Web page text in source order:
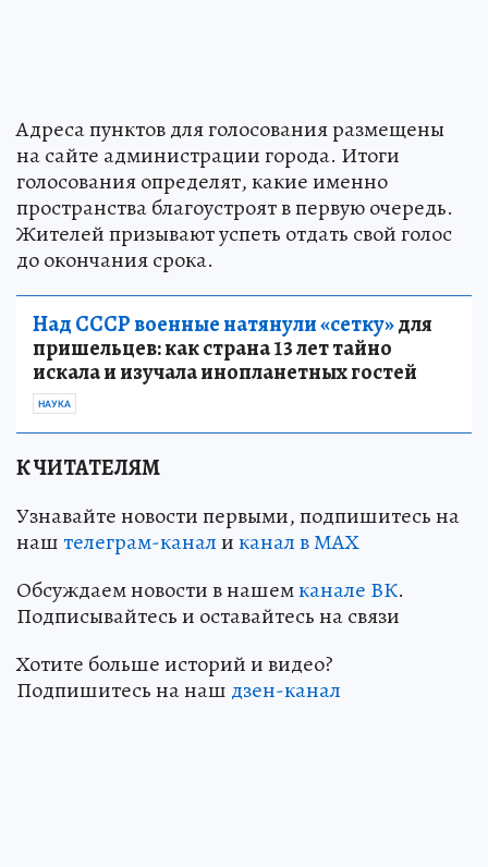
Адреса пунктов для голосования размещены
на сайте администрации города. Итоги
голосования определят, какие именно
пространства благоустроят в первую очередь.
Жителей призывают успеть отдать свой голос
до окончания срока.
Над СССР военные натянули «сетку»для
пришельцев: как страна 13 лет тайно
искала и изучала инопланетных гостей
НАУКА
К ЧИТАТЕЛЯМ
Узнавайте новости первыми, подпишитесь на
наштелеграм-каналиканал в МАХ
Обсуждаем новости в нашемканале ВК.
Подписывайтесь и оставайтесь на связи
Хотите больше историй и видео?
Подпишитесь на наш дзен-канал